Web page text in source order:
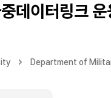
데이터링크
Department of